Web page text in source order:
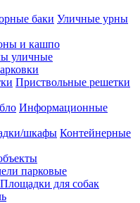
Уличные урны
и кашпо
уличные
Приствольные решетки
Информационные
Контейнерные
парковые
Площадки для собак